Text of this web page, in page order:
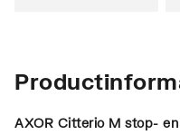
AXOR Citterio M stop-